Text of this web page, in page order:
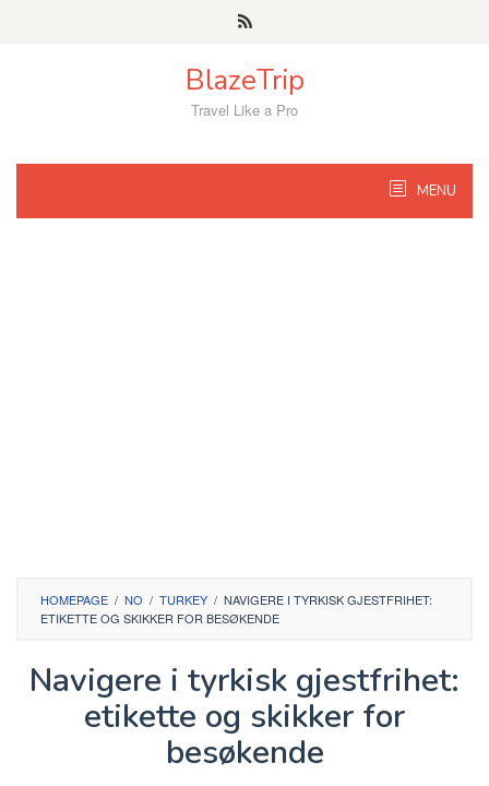
BlazeTrip
Travel Like a Pro
MENU
HOMEPAGE / NO / TURKEY / NAVIGERE I TYRKISK GJESTFRIHET:
ETIKETTE OG SKIKKER FOR BESØKENDE
Navigere i tyrkisk gjestfrihet:
etikette og skikker for
besøkende